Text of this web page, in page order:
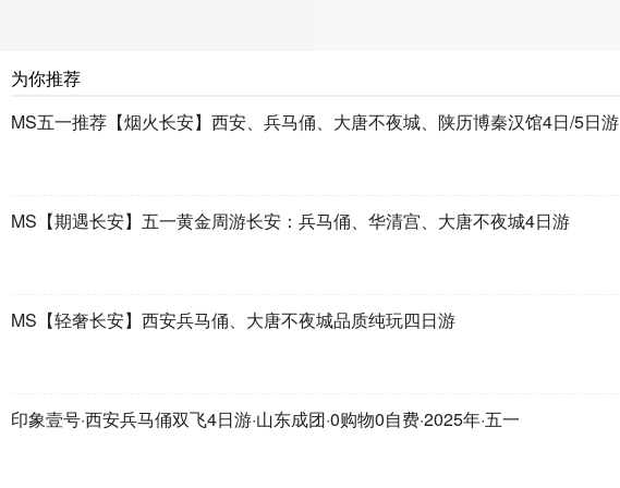
为你推荐
MS五一推荐【烟火长安】西安、兵马俑、大唐不夜城、陕历博秦汉馆4日/5日游
MS【期遇长安】五一黄金周游长安：兵马俑、华清宫、大唐不夜城4日游
MS【轻奢长安】西安兵马俑、大唐不夜城品质纯玩四日游
印象壹号·西安兵马俑双飞4日游·山东成团·0购物0自费·2025年·五一